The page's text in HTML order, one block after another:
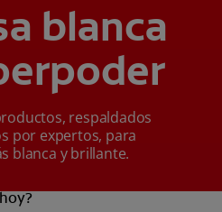
blanca
respaldados
por expertos, para
blanca y brillante.